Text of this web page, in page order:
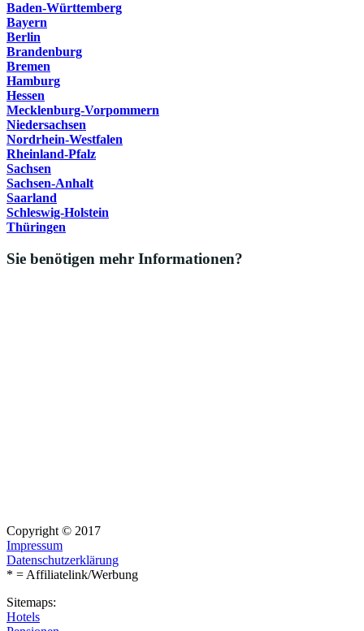
Baden-Württemberg
Bayern
Berlin
Brandenburg
Bremen
Hamburg
Hessen
Mecklenburg-Vorpommern
Niedersachsen
Nordrhein-Westfalen
Rheinland-Pfalz
Sachsen
Sachsen-Anhalt
Saarland
Schleswig-Holstein
Thüringen
Sie benötigen mehr Informationen?
Copyright © 2017
Impressum
Datenschutzerklärung
* = Affiliatelink/Werbung
Sitemaps:
Hotels